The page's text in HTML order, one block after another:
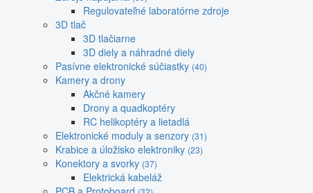
Regulovateľné laboratórne zdroje
3D tlač
3D tlačiarne
3D diely a náhradné diely
Pasívne elektronické súčiastky (40)
Kamery a drony
Akčné kamery
Drony a quadkoptéry
RC helikoptéry a lietadlá
Elektronické moduly a senzory (31)
Krabice a úložisko elektroniky (23)
Konektory a svorky (37)
Elektrická kabeláž